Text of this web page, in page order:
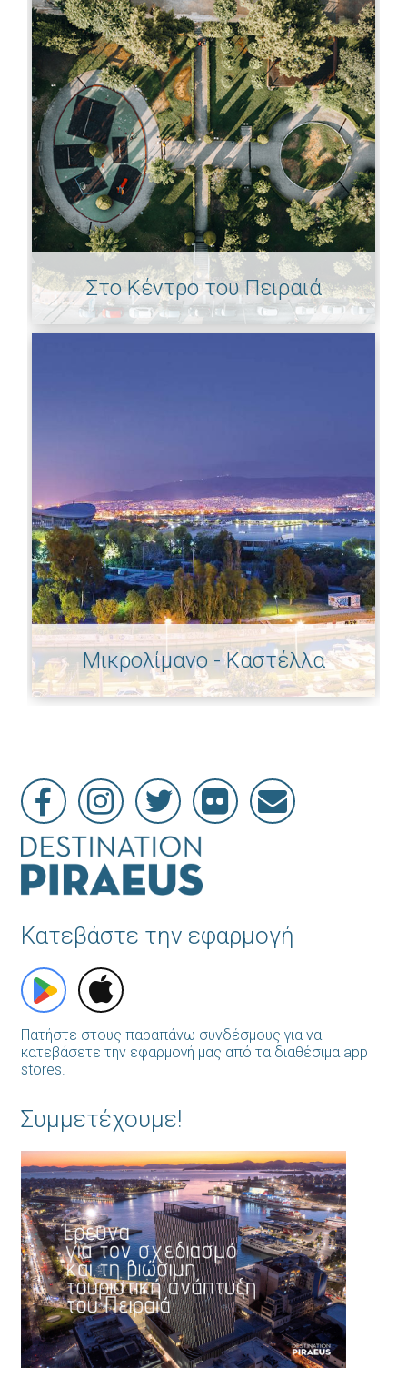
Στο Κέντρο του Πειραιά
Μικρολίμανο - Καστέλλα
Κατεβάστε την εφαρμογή
Πατήστε στους παραπάνω συνδέσμους για να
κατεβάσετε την εφαρμογή μας από τα διαθέσιμα app
stores.
Συμμετέχουμε!